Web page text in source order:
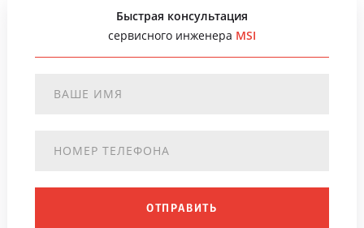
Быстрая консультация
сервисного инженера MSI
ОТПРАВИТЬ